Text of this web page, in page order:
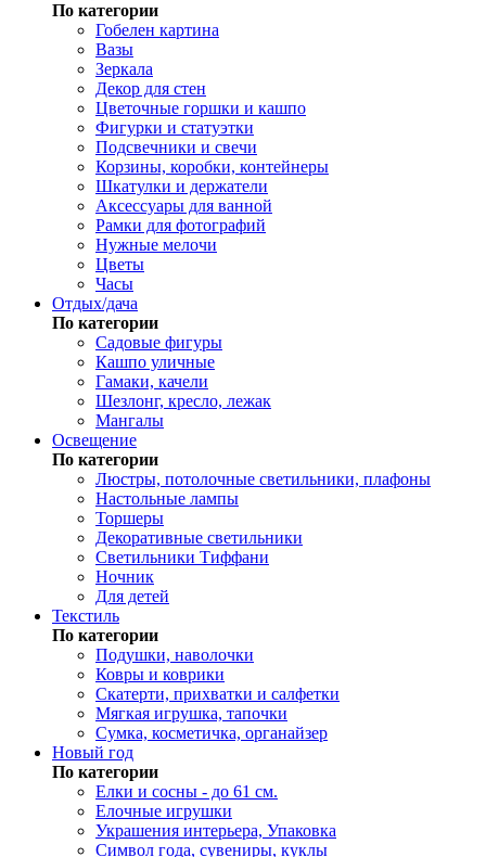
По категории
Гобелен картина
Вазы
Зеркала
Декор для стен
Цветочные горшки и кашпо
Фигурки и статуэтки
Подсвечники и свечи
Корзины, коробки, контейнеры
Шкатулки и держатели
Аксессуары для ванной
Рамки для фотографий
Нужные мелочи
Цветы
Часы
Отдых/дача
По категории
Садовые фигуры
Кашпо уличные
Гамаки, качели
Шезлонг, кресло, лежак
Мангалы
Освещение
По категории
Люстры, потолочные светильники, плафоны
Настольные лампы
Торшеры
Декоративные светильники
Светильники Тиффани
Ночник
Для детей
Текстиль
По категории
Подушки, наволочки
Ковры и коврики
Скатерти, прихватки и салфетки
Мягкая игрушка, тапочки
Сумка, косметичка, органайзер
Новый год
По категории
Елки и сосны - до 61 см.
Елочные игрушки
Украшения интерьера, Упаковка
Символ года, сувениры, куклы